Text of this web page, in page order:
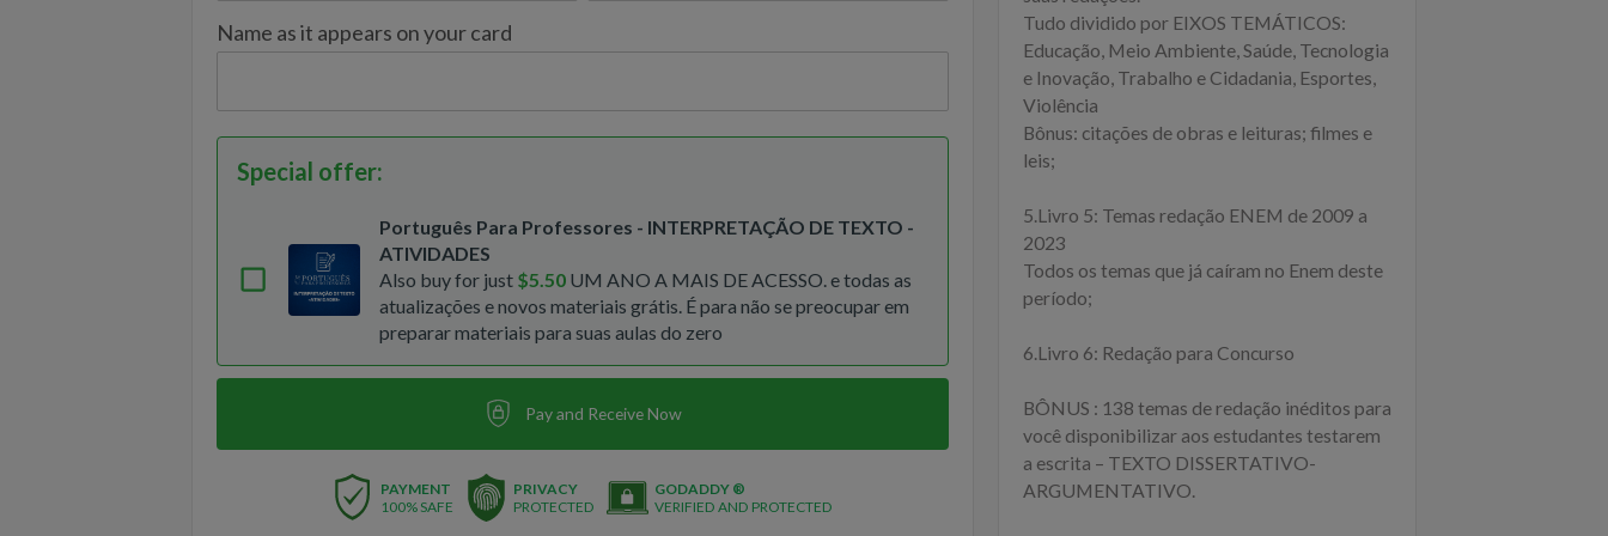
Name as it appears on your card
Special offer:
Português Para Professores - INTERPRETAÇÃO DE TEXTO -
ATIVIDADES
Also buy for just $5.50 UM ANO A MAIS DE ACESSO. e todas as
atualizações e novos materiais grátis. É para não se preocupar em
preparar materiais para suas aulas do zero
Pay and Receive Now
PAYMENT
100% SAFE
PRIVACY
PROTECTED
GODADDY ®
VERIFIED AND PROTECTED
Tudo dividido por EIXOS TEMÁTICOS:
Educação, Meio Ambiente, Saúde, Tecnologia
e Inovação, Trabalho e Cidadania, Esportes,
Violência
Bônus: citações de obras e leituras; filmes e
leis;
5.Livro 5: Temas redação ENEM de 2009 a
2023
Todos os temas que já caíram no Enem deste
período;
6.Livro 6: Redação para Concurso
BÔNUS : 138 temas de redação inéditos para
você disponibilizar aos estudantes testarem
a escrita – TEXTO DISSERTATIVO-
ARGUMENTATIVO.